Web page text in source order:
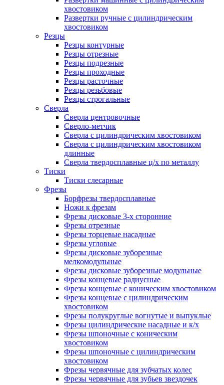
хвостовиком
Развертки ручные с цилиндрическим
хвостовиком
Резцы
Резцы контурные
Резцы отрезные
Резцы подрезные
Резцы проходные
Резцы расточные
Резцы резьбовые
Резцы строгальные
Сверла
Сверла центровочные
Сверло-метчик
Сверла с цилиндрическим хвостовиком
Сверла с цилиндрическим хвостовиком
длинные
Сверла твердосплавные ц/х по металлу
Тиски
Тиски слесарные
Фрезы
Борфрезы твердосплавные
Ножи к фрезам
Фрезы дисковые 3-х сторонние
Фрезы отрезные
Фрезы торцевые насадные
Фрезы угловые
Фрезы дисковые зуборезные
мелкомодульные
Фрезы дисковые зуборезные модульные
Фрезы концевые радиусные
Фрезы концевые с коническим хвостовиком
Фрезы концевые с цилиндрическим
хвостовиком
Фрезы полукруглые вогнутые и выпуклые
Фрезы цилиндрические насадные и к/х
Фрезы шпоночные с коническим
хвостовиком
Фрезы шпоночные с цилиндрическим
хвостовиком
Фрезы червячные для зубчатых колес
Фрезы червячные для зубьев звездочек